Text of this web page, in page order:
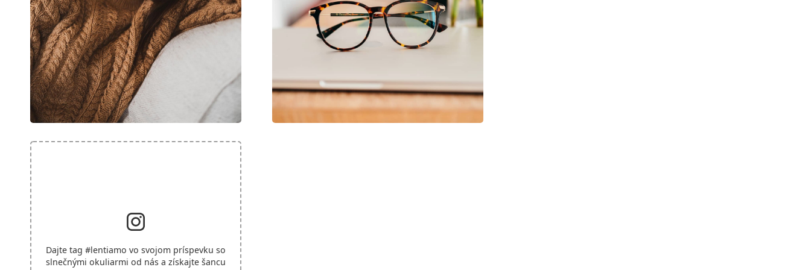
Dajte tag #lentiamo vo svojom príspevku so
slnečnými okuliarmi od nás a získajte šancu